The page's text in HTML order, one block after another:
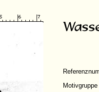
Motivgruppe